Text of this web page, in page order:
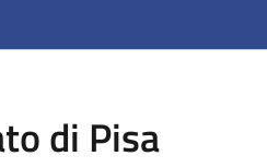
di Pisa